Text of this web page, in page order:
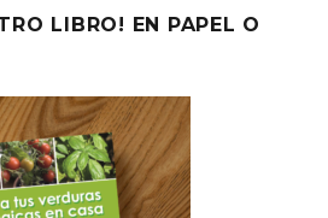
LIBRO! EN PAPEL O